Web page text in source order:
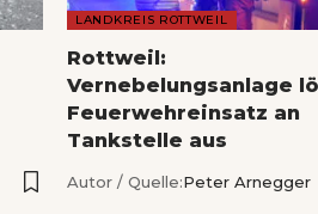
LANDKREIS ROTTWEIL
Rottweil:
Vernebelungsanlage
Feuerwehreinsatz an
Tankstelle aus
Autor / Quelle:Peter Arnegger